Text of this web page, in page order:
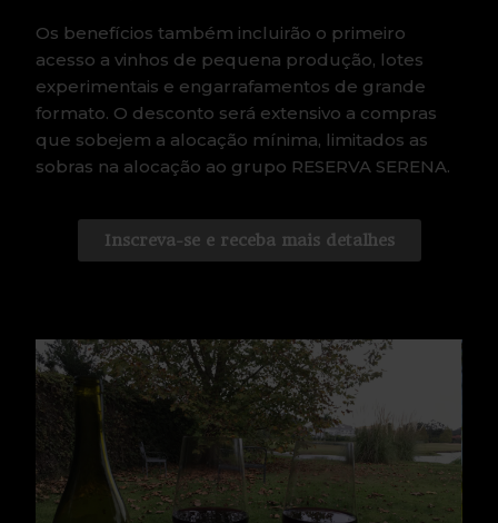
Os benefícios também incluirão o primeiro
acesso a vinhos de pequena produção, lotes
experimentais e engarrafamentos de grande
formato. O desconto será extensivo a compras
que sobejem a alocação mínima, limitados as
sobras na alocação ao grupo RESERVA SERENA.
Inscreva-se e receba mais detalhes